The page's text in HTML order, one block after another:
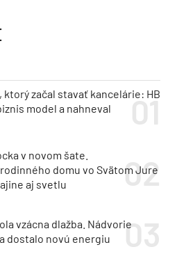
ktorý začal stavať kancelárie: HB
model a nahneval
v novom šate.
domu vo Svätom Jure
aj svetlu
vzácna dlažba. Nádvorie
dostalo novú energiu